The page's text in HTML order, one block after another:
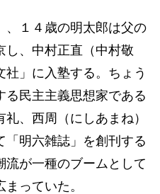
、１４歳の明太郎は父の
し、中村正直（中村敬
」に入塾する。ちょう
る民主主義思想家である
、西周（にしあまね）
「明六雑誌」を創刊する
流が一種のブームとして
っていた。